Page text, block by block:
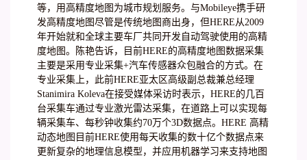
等，用高精度地图为城市规划服务。与Mobileye携手研
发高精度地图尽管是传统地图商出身，但HERE从2009
年开始就和全球主要车厂共同开发自动驾驶使用的高精
度地图。陈艳告诉，目前HERE的高精度地图数据采集
主要是采用专业采集+汽车传感器众包融合的方式。在
专业采集上，此前HERE亚太区高级副总裁兼总经理
Stanimira Koleva在接受媒体采访时表示，HERE的几百
台采集车通过专业激光雷达采集，在道路上可以实现每
辆采集车、每秒钟收集约70万个3D数据点。HERE 高精
动态地图目前HERE使用每天收集的数十亿个数据点来
更新复杂的地理信息模型，并应用机器学习来支持地图